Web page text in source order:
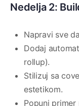
Nedelja 2:
Napravi sve
Dodaj
rollup).
Stilizuj sa
estetikom.
Popuni